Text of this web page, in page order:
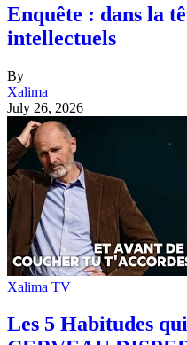
Enquête : dans la
intellectuels
By
Xalima
July 26, 2026
Xalima TV
Les 5 Habitudes